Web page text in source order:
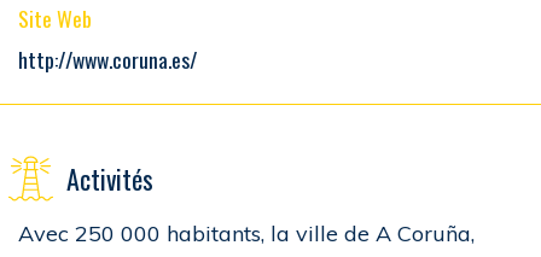
Site Web
http://www.coruna.es/
Activités
Avec 250 000 habitants, la ville de A Coruña,